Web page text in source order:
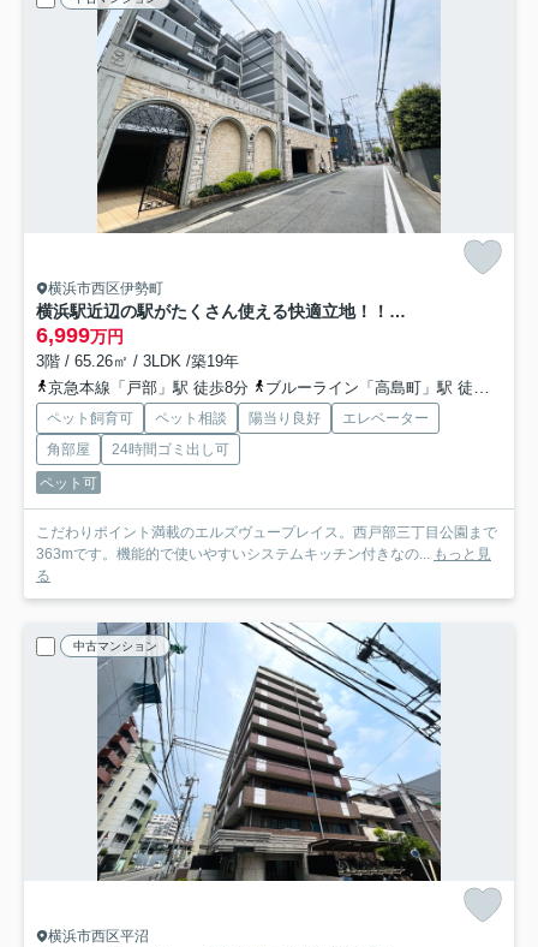
横浜市西区伊勢町
横浜駅近辺の駅がたくさん使える快適立地！！洋館テイストの外観が魅せる横濱らしさ全開の佇まい！！角部屋のポテンシャルも発揮され、ペットの飼育もOKな、『エルズヴュープレイス』リノベーション
6,999万円
3階 / 65.26㎡ / 3LDK /築19年
京急本線「戸部」駅 徒歩8分
ブルーライン「高島町」駅 徒歩15分
ペット飼育可 ペット相談 陽当り良好
エレベーター
角部屋
24時間ゴミ出し可
ペット可
こだわりポイント満載のエルズヴュープレイス。西戸部三丁目公園まで
363mです。機能的で使いやすいシステムキッチン付きなの... もっと見
る
中古マンション
横浜市西区平沼